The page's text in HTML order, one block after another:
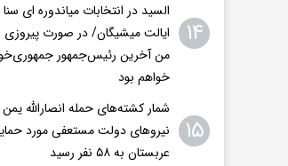
۱۴
السید در انتخابات میاندوره ای سنا
ایالت میشیگان/ در صورت پیروزی
من آخرین رئیس‌جمهور
خواهم بود
۱۵
شمار کشته‌های حمله انصارالله
نیروهای دولت مستعفی مورد
عربستان به ۵۸ نفر رسید